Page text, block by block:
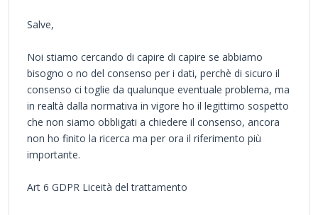
Salve,
Noi stiamo cercando di capire di capire se abbiamo
bisogno o no del consenso per i dati, perchè di sicuro il
consenso ci toglie da qualunque eventuale problema, ma
in realtà dalla normativa in vigore ho il legittimo sospetto
che non siamo obbligati a chiedere il consenso, ancora
non ho finito la ricerca ma per ora il riferimento più
importante.
Art 6 GDPR Liceità del trattamento